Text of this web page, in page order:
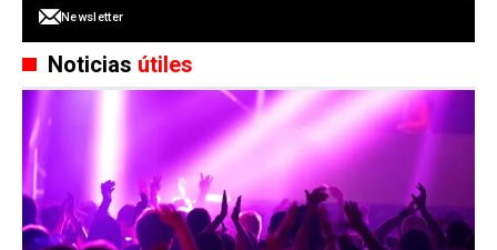
Newsletter
Noticias útiles